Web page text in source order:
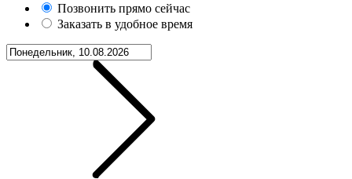
Позвонить прямо сейчас
Заказать в удобное время